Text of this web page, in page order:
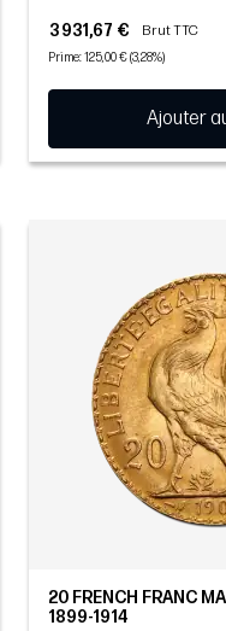
3 931,67 € Brut TTC
Prime: 125,00 € (3,28%)
Ajouter
20 FRENCH FRANC
1899-1914